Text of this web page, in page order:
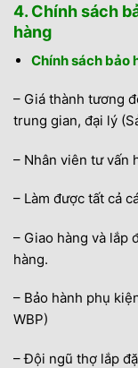
4. Chính sách
hàng
Chính sách bảo
– Giá thành tương
trung gian, đại lý
– Nhân viên tư vấn
– Làm được tất cả
– Giao hàng và lắp
hàng.
– Bảo hành phụ
WBP)
– Đội ngũ thợ lắp